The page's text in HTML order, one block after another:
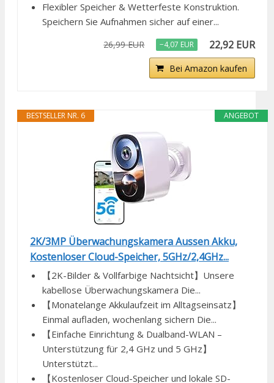
Flexibler Speicher & Wetterfeste Konstruktion.
Speichern Sie Aufnahmen sicher auf einer...
26,99 EUR −4,07 EUR 22,92 EUR
Bei Amazon kaufen
ANGEBOT
BESTSELLER NR. 6
2K/3MP Überwachungskamera Aussen Akku,
Kostenloser Cloud-Speicher, 5GHz/2,4GHz...
【2K-Bilder & Vollfarbige Nachtsicht】Unsere
kabellose Überwachungskamera Die...
【Monatelange Akkulaufzeit im Alltagseinsatz】
Einmal aufladen, wochenlang sichern Die...
【Einfache Einrichtung & Dualband-WLAN –
Unterstützung für 2,4 GHz und 5 GHz】
Unterstützt...
【Kostenloser Cloud-Speicher und lokale SD-